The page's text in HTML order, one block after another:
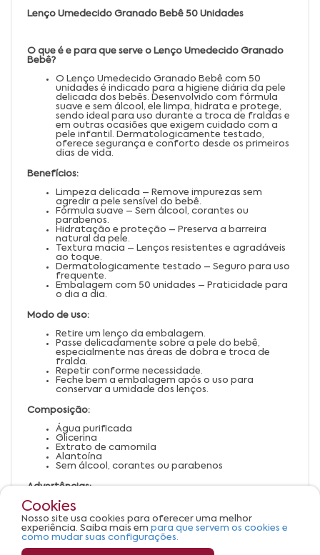
Lenço Umedecido Granado Bebê 50 Unidades
O que é e para que serve o Lenço Umedecido Granado
Bebê?
O Lenço Umedecido Granado Bebê com 50
unidades é indicado para a higiene diária da pele
delicada dos bebês. Desenvolvido com fórmula
suave e sem álcool, ele limpa, hidrata e protege,
sendo ideal para uso durante a troca de fraldas e
em outras ocasiões que exigem cuidado com a
pele infantil. Dermatologicamente testado,
oferece segurança e conforto desde os primeiros
dias de vida.
Benefícios:
Limpeza delicada – Remove impurezas sem
agredir a pele sensível do bebê.
Fórmula suave – Sem álcool, corantes ou
parabenos.
Hidratação e proteção – Preserva a barreira
natural da pele.
Textura macia – Lenços resistentes e agradáveis
ao toque.
Dermatologicamente testado – Seguro para uso
frequente.
Embalagem com 50 unidades – Praticidade para
o dia a dia.
Modo de uso:
Retire um lenço da embalagem.
Passe delicadamente sobre a pele do bebê,
especialmente nas áreas de dobra e troca de
fralda.
Repetir conforme necessidade.
Feche bem a embalagem após o uso para
conservar a umidade dos lenços.
Composição:
Água purificada
Glicerina
Extrato de camomila
Alantoína
Sem álcool, corantes ou parabenos
Advertências:
Uso externo.
Não utilizar em pele irritada ou lesionada.
Manter fora do alcance de crianças.
Conservar em local fresco e ao abrigo da luz.
Cookies
Nosso site usa cookies para oferecer uma melhor
experiência. Saiba mais em para que servem os cookies e
como mudar suas configurações.